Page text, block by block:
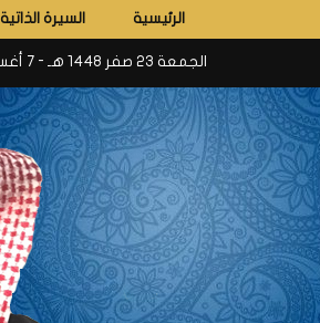
الرئيسية السيرة الذاتية
الجمعة 23 صفر 1448 هـ - 7 أغسطس 2026 م